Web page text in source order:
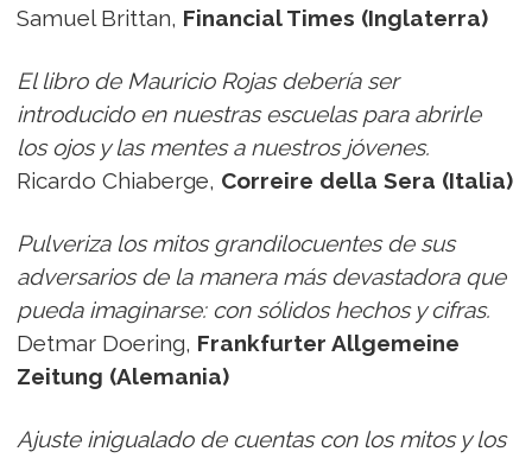
Samuel Brittan, Financial Times (Inglaterra)
El libro de Mauricio Rojas debería ser
introducido en nuestras escuelas para abrirle
los ojos y las mentes a nuestros jóvenes.
Ricardo Chiaberge, Correire della Sera (Italia)
Pulveriza los mitos grandilocuentes de sus
adversarios de la manera más devastadora que
pueda imaginarse: con sólidos hechos y cifras.
Detmar Doering, Frankfurter Allgemeine
Zeitung (Alemania)
Ajuste inigualado de cuentas con los mitos y los